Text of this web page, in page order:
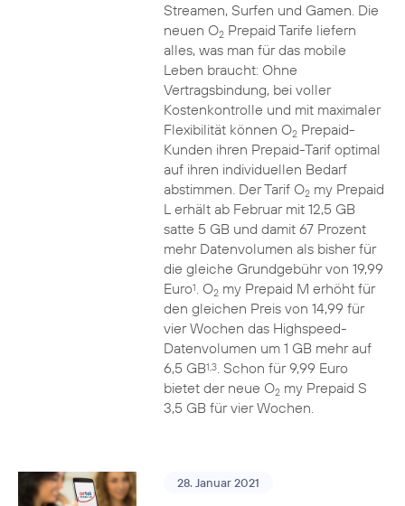
Streamen, Surfen und Gamen. Die
neuen O2Prepaid Tarife liefern
alles, was man für das mobile
Leben braucht: Ohne
Vertragsbindung, bei voller
Kostenkontrolle und mit maximaler
Flexibilität können O2Prepaid-
Kunden ihren Prepaid-Tarif optimal
auf ihren individuellen Bedarf
abstimmen. Der Tarif O2my Prepaid
L erhält ab Februar mit 12,5 GB
satte 5 GB und damit 67 Prozent
mehr Datenvolumen als bisher für
die gleiche Grundgebühr von 19,99
Euro1. O2my Prepaid M erhöht für
den gleichen Preis von 14,99 für
vier Wochen das Highspeed-
Datenvolumen um 1 GB mehr auf
6,5 GB1,3. Schon für 9,99 Euro
bietet der neue O2my Prepaid S
3,5 GB für vier Wochen.
28. Januar 2021